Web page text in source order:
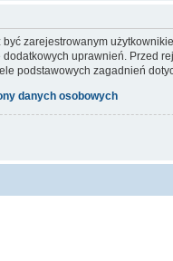
zarejestrowanym
uprawnień. Przed
podstawowych zagadnień
danych osobowych